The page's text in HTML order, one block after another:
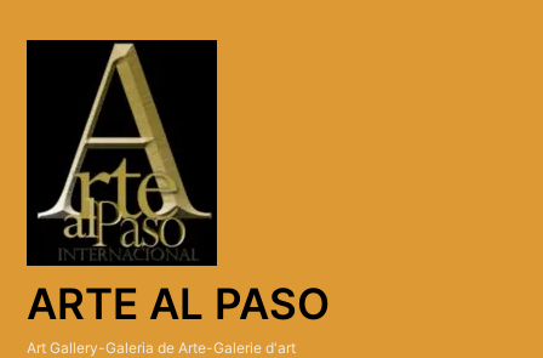
ARTE AL PASO
Art Gallery-Galeria de Arte-Galerie d'art